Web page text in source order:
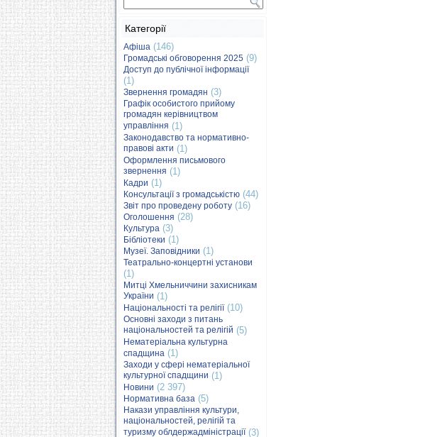
Категорії
Афіша (146)
Громадські обговорення 2025 (9)
Доступ до публічної інформації
(1)
Звернення громадян (3)
Графік особистого прийому
громадян керівництвом
управління (1)
Законодавство та нормативно-
правові акти (1)
Оформлення письмового
звернення (1)
Кадри (1)
Консультації з громадськістю (44)
Звіт про проведену роботу (16)
Оголошення (28)
Культура (3)
Бібліотеки (1)
Музеї. Заповідники (1)
Театрально-концертні установи
(1)
Митці Хмельниччини захисникам
України (1)
Національності та релігії(10)
Основні заходи з питань
національностей та релігій (5)
Нематеріальна культурна
спадщина (1)
Заходи у сфері нематеріальної
культурної спадщини (1)
Новини (2 397)
Нормативна база (5)
Накази управління культури,
національностей, релігій та
туризму облдержадміністрації(3)